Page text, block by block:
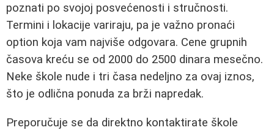
poznati po svojoj posvećenosti i stručnosti.
Termini i lokacije variraju, pa je važno pronaći
option koja vam najviše odgovara. Cene grupnih
časova kreću se od 2000 do 2500 dinara mesečno.
Neke škole nude i tri časa nedeljno za ovaj iznos,
što je odlična ponuda za brži napredak.
Preporučuje se da direktno kontaktirate škole